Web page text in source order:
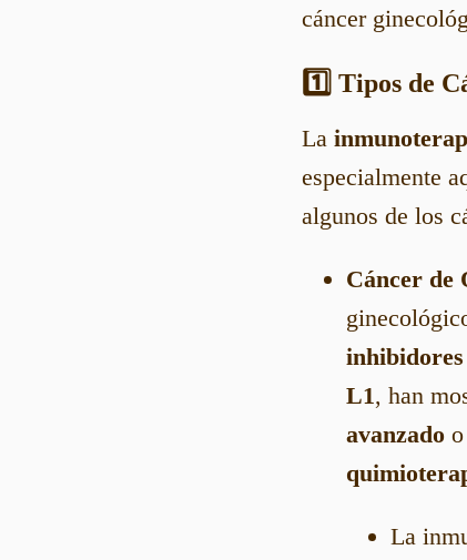
cáncer
1️⃣ Tipos de
La
especialmente
algunos de los
Cáncer de
L1, han
avanzado
La